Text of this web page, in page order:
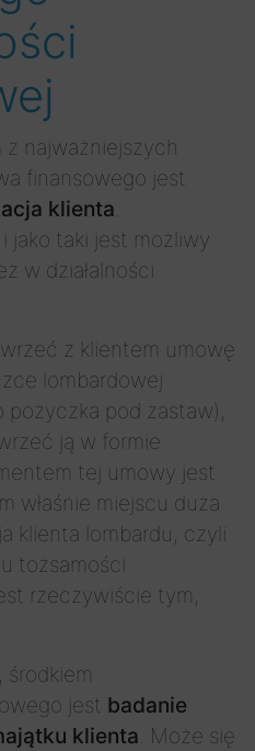
najważniejszych
finansowego jest
klienta.
jako taki jest możliwy
w działalności
z klientem umowę
lombardowej
pożyczka pod zastaw),
ją w formie
tej umowy jest
właśnie miejscu duża
klienta lombardu, czyli
tożsamości
rzeczywiście tym,
środkiem
jest badanie
klienta. Może się